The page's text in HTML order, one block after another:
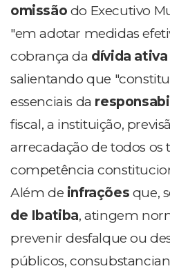
omissão do Executivo
"em adotar medidas
cobrança da dívida
salientando que
essenciais da
fiscal, a instituição,
arrecadação de todos os
competência
Além de infrações que,
de Ibatiba, atingem
prevenir desfalque ou
públicos,